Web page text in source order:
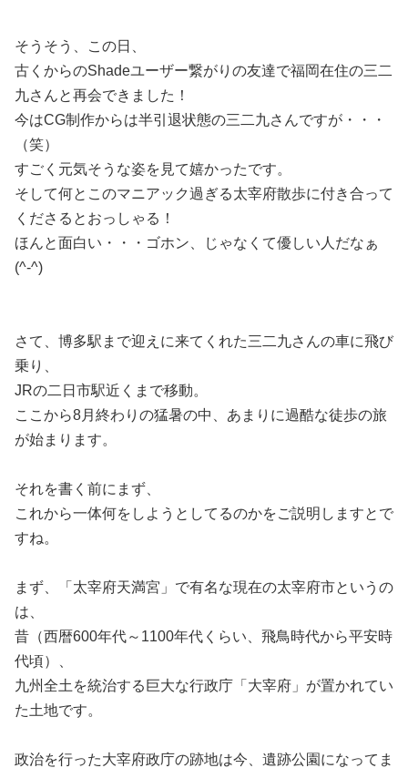
そうそう、この日、
古くからのShadeユーザー繋がりの友達で福岡在住の三二
九さんと再会できました！
今はCG制作からは半引退状態の三二九さんですが・・・
（笑）
すごく元気そうな姿を見て嬉かったです。
そして何とこのマニアック過ぎる太宰府散歩に付き合って
くださるとおっしゃる！
ほんと面白い・・・ゴホン、じゃなくて優しい人だなぁ
(^-^)
さて、博多駅まで迎えに来てくれた三二九さんの車に飛び
乗り、
JRの二日市駅近くまで移動。
ここから8月終わりの猛暑の中、あまりに過酷な徒歩の旅
が始まります。
それを書く前にまず、
これから一体何をしようとしてるのかをご説明しますとで
すね。
まず、「太宰府天満宮」で有名な現在の太宰府市というの
は、
昔（西暦600年代～1100年代くらい、飛鳥時代から平安時
代頃）、
九州全土を統治する巨大な行政庁「大宰府」が置かれてい
た土地です。
政治を行った大宰府政庁の跡地は今、遺跡公園になってま